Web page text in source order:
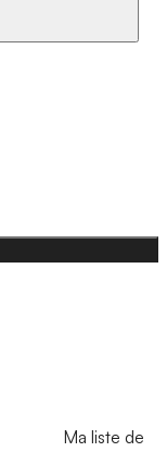
Ma liste de